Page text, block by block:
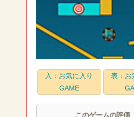
入：お気に入り
GAME
表：お
このゲームの評価